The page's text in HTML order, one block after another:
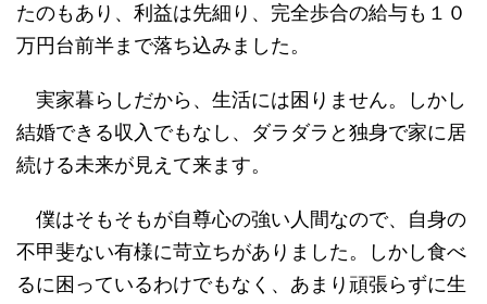
たのもあり、利益は先細り、完全歩合の給与も１０
万円台前半まで落ち込みました。
実家暮らしだから、生活には困りません。しかし
結婚できる収入でもなし、ダラダラと独身で家に居
続ける未来が見えて来ます。
僕はそもそもが自尊心の強い人間なので、自身の
不甲斐ない有様に苛立ちがありました。しかし食べ
るに困っているわけでもなく、あまり頑張らずに生